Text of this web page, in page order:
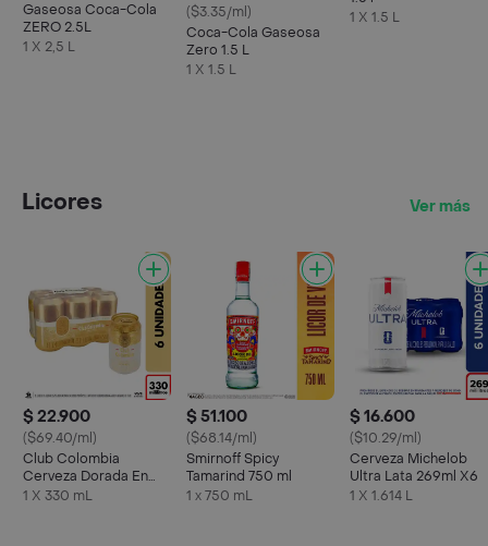
Gaseosa Coca-Cola
ZERO 2.5L
1 X 2,5 L
($3.35/ml)
Coca-Cola Gaseosa
Zero 1.5 L
1 X 1.5 L
1 X 1.5 L
Licores Ver más
$ 22.900
($69.40/ml)
Club Colombia
Cerveza Dorada En
Lata 330 ML X6 Unds
1 X 330 mL
$ 51.100
($68.14/ml)
Smirnoff Spicy
Tamarind 750 ml
1 x 750 mL
$ 16.600
($10.29/ml)
Cerveza Michelob
Ultra Lata 269ml X6
1 X 1.614 L